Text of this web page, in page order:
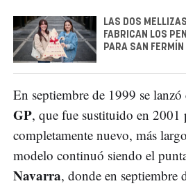
LAS DOS
FABRICAN LOS
PARA SAN FERMÍN
En septiembre de 1999 se lanzó
GP, que fue sustituido en 2001
completamente nuevo, más
modelo continuó siendo el
Navarra, donde en septiembre